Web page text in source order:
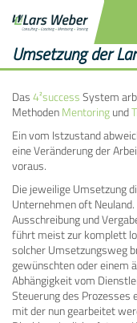
Umsetzung der
Das4²successSystem
MethodenMentoringund
Ein vom Istzustand
eine Veränderung der
voraus.
Die jeweilige Umsetzung
Unternehmen oft
Ausschreibung und
führt meist zur komplett
solcher Umsetzungsweg
gewünschten oder einem
Abhängigkeit vom
Steuerung des Prozesses
mit der nun gearbeitet